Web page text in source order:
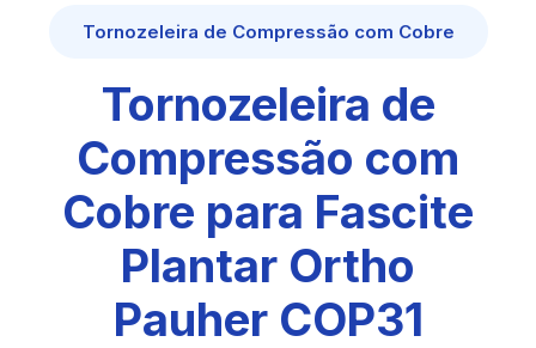
Tornozeleira de Compressão com Cobre
Tornozeleira de
Compressão com
Cobre para Fascite
Plantar Ortho
Pauher COP31